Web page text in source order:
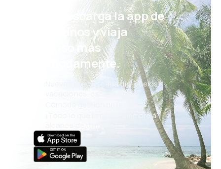
Jedzenie było
napojów duży
Przy takiej
jest
długich lotach
¡Eh! Descarga la app de
eDestinos y viaja
incluso más
cómodamente.
Nuevas ofertas cada día: vuelos,
vacaciones, escapadas
Cómoda gestión de reservas
¡Todo lo que importa, siempre al